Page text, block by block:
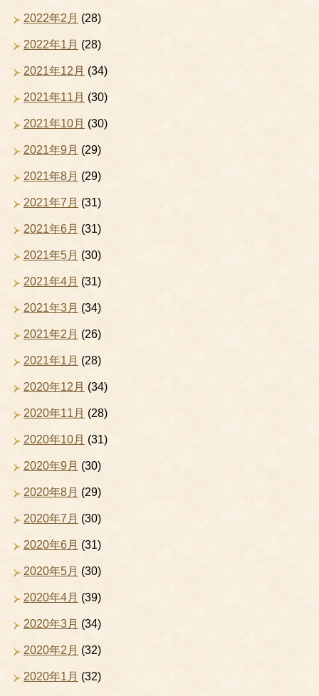
2022年2月 (28)
2022年1月 (28)
2021年12月 (34)
2021年11月 (30)
2021年10月 (30)
2021年9月 (29)
2021年8月 (29)
2021年7月 (31)
2021年6月 (31)
2021年5月 (30)
2021年4月 (31)
2021年3月 (34)
2021年2月 (26)
2021年1月 (28)
2020年12月 (34)
2020年11月 (28)
2020年10月 (31)
2020年9月 (30)
2020年8月 (29)
2020年7月 (30)
2020年6月 (31)
2020年5月 (30)
2020年4月 (39)
2020年3月 (34)
2020年2月 (32)
2020年1月 (32)